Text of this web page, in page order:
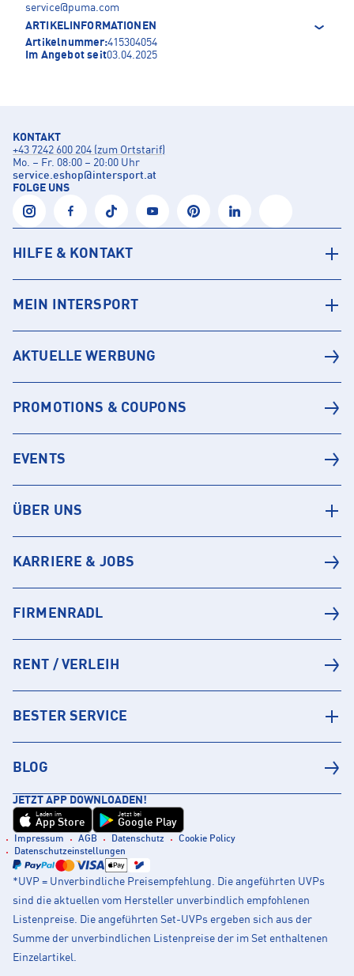
service@puma.com
ARTIKELINFORMATIONEN
Artikelnummer:415304054
Im Angebot seit03.04.2025
KONTAKT
+43 7242 600 204 (zum Ortstarif)
Mo. – Fr. 08:00 – 20:00 Uhr
service.eshop@intersport.at
FOLGE UNS
HILFE & KONTAKT
MEIN INTERSPORT
AKTUELLE WERBUNG
PROMOTIONS & COUPONS
EVENTS
ÜBER UNS
KARRIERE & JOBS
FIRMENRADL
RENT / VERLEIH
BESTER SERVICE
BLOG
JETZT APP DOWNLOADEN!
Laden im
App Store
Jetzt bei
Google Play
Impressum AGB Datenschutz
Cookie Policy
Datenschutzeinstellungen
*UVP = Unverbindliche Preisempfehlung. Die angeführten UVPs
sind die aktuellen vom Hersteller unverbindlich empfohlenen
Listenpreise. Die angeführten Set-UVPs ergeben sich aus der
Summe der unverbindlichen Listenpreise der im Set enthaltenen
Einzelartikel.